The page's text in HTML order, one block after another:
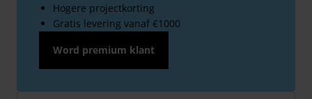
Hogere projectkorting
Gratis levering vanaf €1000
Word premium klant